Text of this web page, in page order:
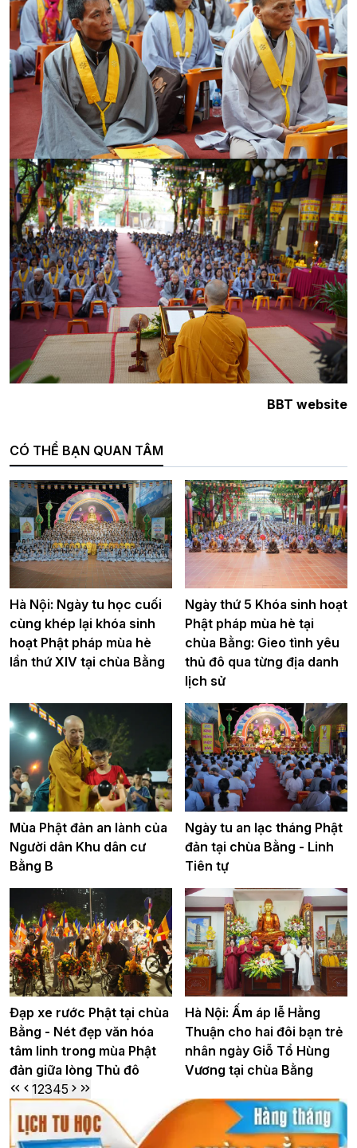
BBT website
CÓ THỂ BẠN QUAN TÂM
Hà Nội: Ngày tu học cuối
cùng khép lại khóa sinh
hoạt Phật pháp mùa hè
lần thứ XIV tại chùa Bằng
Ngày thứ 5 Khóa sinh hoạt
Phật pháp mùa hè tại
chùa Bằng: Gieo tình yêu
thủ đô qua từng địa danh
lịch sử
Mùa Phật đản an lành của
Người dân Khu dân cư
Bằng B
Ngày tu an lạc tháng Phật
đản tại chùa Bằng - Linh
Tiên tự
Đạp xe rước Phật tại chùa
Bằng - Nét đẹp văn hóa
tâm linh trong mùa Phật
đản giữa lòng Thủ đô
Hà Nội: Ấm áp lễ Hằng
Thuận cho hai đôi bạn trẻ
nhân ngày Giỗ Tổ Hùng
Vương tại chùa Bằng
12345